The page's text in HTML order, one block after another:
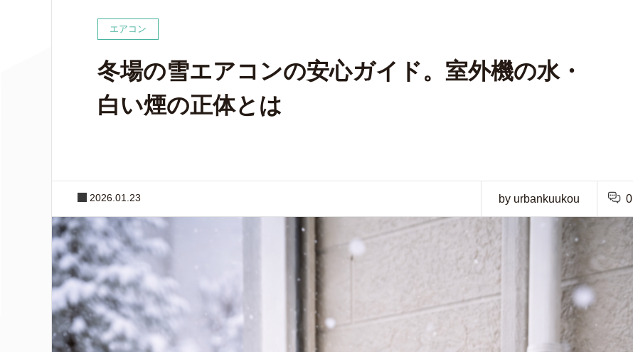
エアコン
冬場の雪エアコンの安心ガイド。室外機の水・
白い煙の正体とは
2026.01.23 by urbankuukou 0